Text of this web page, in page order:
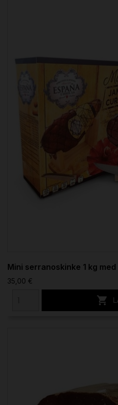
Mini serranoskinke 1 kg
35,00 €
